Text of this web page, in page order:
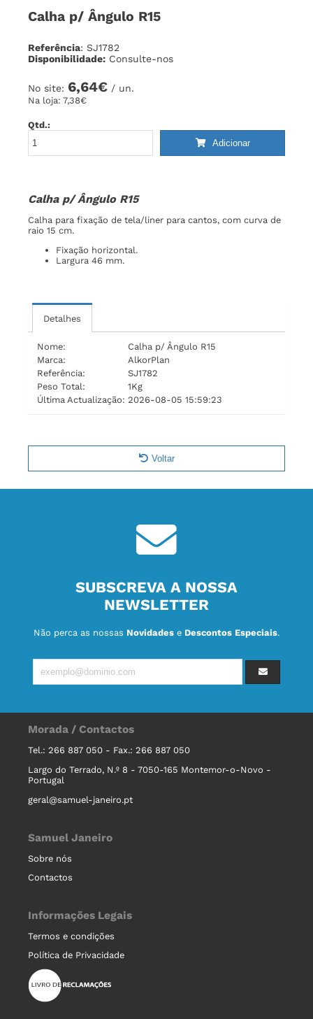
Calha p/ Ângulo R15
Referência: SJ1782
Disponibilidade: Consulte-nos
No site: 6,64€ / un.
Na loja: 7,38€
Qtd.:
Adicionar
Calha p/ Ângulo R15
Calha para fixação de tela/liner para cantos, com curva de
raio 15 cm.
Fixação horizontal.
Largura 46 mm.
Detalhes
Nome:
Calha p/ Ângulo R15
Marca:
AlkorPlan
Referência:
SJ1782
Peso Total:
1Kg
Última Actualização: 2026-08-05 15:59:23
Voltar
SUBSCREVA A NOSSA
NEWSLETTER
Não perca as nossas Novidades e Descontos Especiais.
Morada / Contactos
Tel.: 266 887 050 - Fax.: 266 887 050
Largo do Terrado, N.º 8 - 7050-165 Montemor-o-Novo -
Portugal
geral@samuel-janeiro.pt
Samuel Janeiro
Sobre nós
Contactos
Informações Legais
Termos e condições
Política de Privacidade